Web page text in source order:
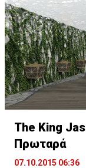
πρόστιμα
The King
Πρωταρά
07.10.2015 06:36